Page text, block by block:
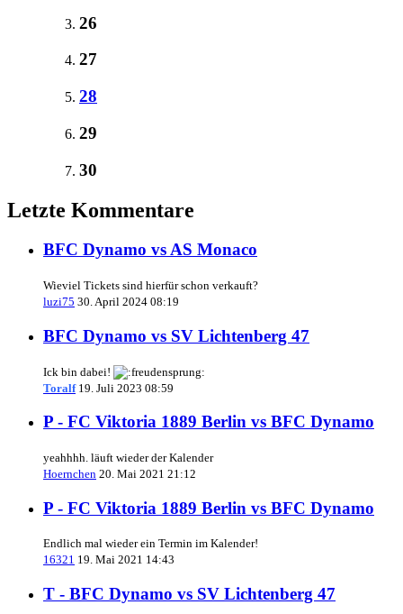
26
27
28
29
30
Letzte Kommentare
BFC Dynamo vs AS Monaco
Wieviel Tickets sind hierfür schon verkauft?
luzi75 30. April 2024 08:19
BFC Dynamo vs SV Lichtenberg 47
Ick bin dabei!
Toralf 19. Juli 2023 08:59
P - FC Viktoria 1889 Berlin vs BFC Dynamo
yeahhhh. läuft wieder der Kalender
Hoernchen 20. Mai 2021 21:12
P - FC Viktoria 1889 Berlin vs BFC Dynamo
Endlich mal wieder ein Termin im Kalender!
16321 19. Mai 2021 14:43
T - BFC Dynamo vs SV Lichtenberg 47